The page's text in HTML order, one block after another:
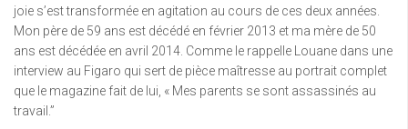
joie s’est transformée en agitation au cours de ces deux années.
Mon père de 59 ans est décédé en février 2013 et ma mère de 50
ans est décédée en avril 2014. Comme le rappelle Louane dans une
interview au Figaro qui sert de pièce maîtresse au portrait complet
que le magazine fait de lui, « Mes parents se sont assassinés au
travail.”